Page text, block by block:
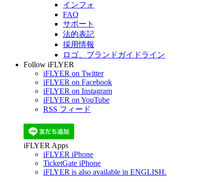
インフォ
FAQ
サポート
法的表記
採用情報
ロゴ、ブランドガイドライン
Follow iFLYER
iFLYER on Twitter
iFLYER on Facebook
iFLYER on Instagram
iFLYER on YouTube
RSS フィード
iFLYER Apps
iFLYER iPhone
TicketGate iPhone
iFLYER is also available in ENGLISH.